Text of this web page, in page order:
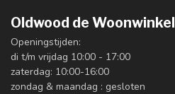
Oldwood de Woonwinkel
Openingstijden:
di t/m vrijdag 10:00 - 17:00
zaterdag: 10:00-16:00
zondag & maandag : gesloten